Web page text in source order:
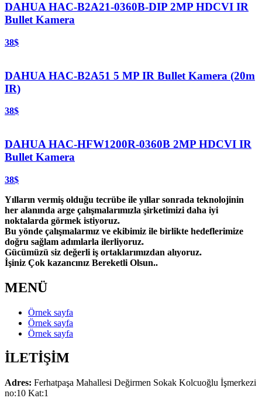
DAHUA HAC-B2A21-0360B-DIP 2MP HDCVI IR
Bullet Kamera
38$
DAHUA HAC-B2A51 5 MP IR Bullet Kamera (20m
IR)
38$
DAHUA HAC-HFW1200R-0360B 2MP HDCVI IR
Bullet Kamera
38$
Yılların vermiş olduğu tecrübe ile yıllar sonrada teknolojinin
her alanında arge çalışmalarımızla şirketimizi daha iyi
noktalarda görmek istiyoruz.
Bu yönde çalışmalarmız ve ekibimiz ile birlikte hedeflerimize
doğru sağlam adımlarla ilerliyoruz.
Gücümüzü siz değerli iş ortaklarımızdan alıyoruz.
İşiniz Çok kazancınız Bereketli Olsun..
MENÜ
Örnek sayfa
Örnek sayfa
Örnek sayfa
İLETİŞİM
Adres: Ferhatpaşa Mahallesi Değirmen Sokak Kolcuoğlu İşmerkezi
no:10 Kat:1